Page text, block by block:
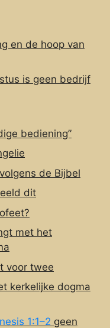
en de hoop van
is geen bedrijf
bediening”
de Bijbel
dit
met het
voor twee
kerkelijke dogma
1:1–2 geen